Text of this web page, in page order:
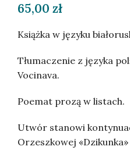
65,00 zł
Książka w języku
Tłumaczenie z języka
Vocinava.
Poemat prozą w listach.
Utwór stanowi
Orzeszkowej «Dzikunka»